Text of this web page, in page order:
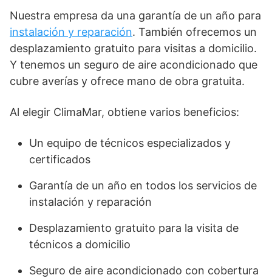
Nuestra empresa da una garantía de un año para
instalación y reparación. También ofrecemos un
desplazamiento gratuito para visitas a domicilio.
Y tenemos un seguro de aire acondicionado que
cubre averías y ofrece mano de obra gratuita.
Al elegir ClimaMar, obtiene varios beneficios:
Un equipo de técnicos especializados y
certificados
Garantía de un año en todos los servicios de
instalación y reparación
Desplazamiento gratuito para la visita de
técnicos a domicilio
Seguro de aire acondicionado con cobertura